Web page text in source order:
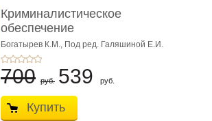
Криминалистическое
обеспечение
медиабезопас� ...
Богатырев К.М., Под ред. Галяшиной Е.И.
700 руб. 539 руб.
Купить